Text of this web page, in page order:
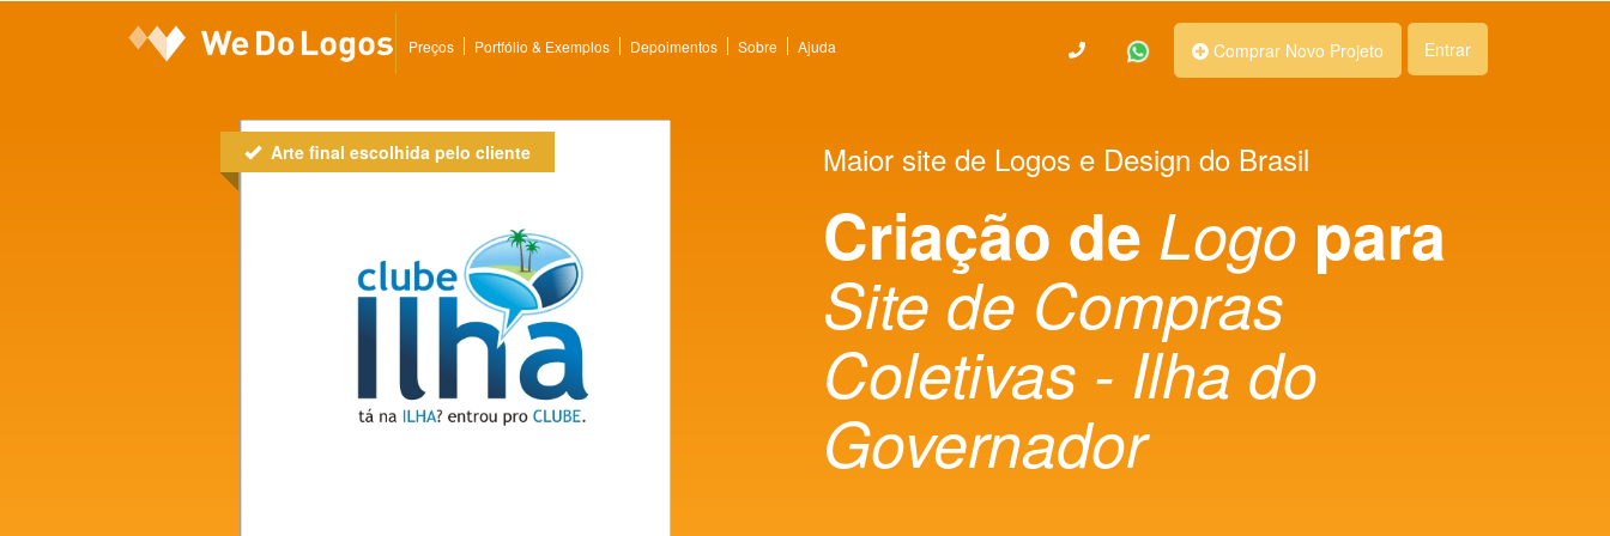
Preços Portfólio & Exemplos Depoimentos Sobre Ajuda Comprar Novo Projeto Entrar
Arte final escolhida pelo cliente Maior site de Logos e Design do Brasil
Criação de Logo para
Site de Compras
Coletivas - Ilha do
Governador